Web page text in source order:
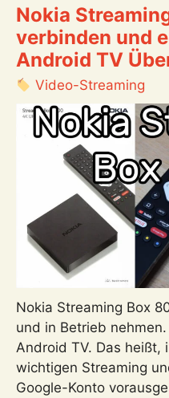
–
preiswerte
WLAN
IP
Kamera
Y4
für
den
mit
Nachtsicht
in
Farbe
einrichten
Nokia
verbinden und
Android TV
Video-Streaming
Nokia Streaming Box
und in Betrieb
Android TV. Das heißt,
wichtigen Streaming
Google-Konto